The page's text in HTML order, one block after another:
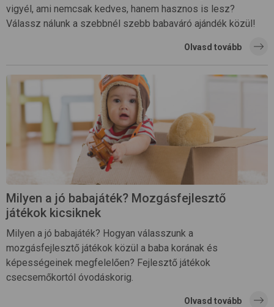
vigyél, ami nemcsak kedves, hanem hasznos is lesz?
Válassz nálunk a szebbnél szebb babaváró ajándék közül!
Olvasd tovább
Milyen a jó babajáték? Mozgásfejlesztő
játékok kicsiknek
Milyen a jó babajáték? Hogyan válasszunk a
mozgásfejlesztő játékok közül a baba korának és
képességeinek megfelelően? Fejlesztő játékok
csecsemőkortól óvodáskorig.
Olvasd tovább